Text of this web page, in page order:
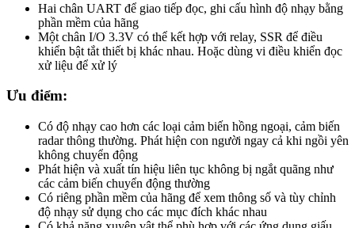
Hai chân UART để giao tiếp đọc, ghi cấu hình độ nhạy bằng
phần mềm của hãng
Một chân I/O 3.3V có thể kết hợp với relay, SSR để điều
khiển bật tắt thiết bị khác nhau. Hoặc dùng vi điều khiển đọc
xử liệu để xử lý
Ưu điểm:
Có độ nhạy cao hơn các loại cảm biến hồng ngoại, cảm biến
radar thông thường. Phát hiện con người ngay cả khi ngồi yên
không chuyển động
Phát hiện và xuất tín hiệu liên tục không bị ngắt quãng như
các cảm biến chuyển động thường
Có riêng phần mềm của hãng để xem thông số và tùy chỉnh
độ nhạy sử dụng cho các mục đích khác nhau